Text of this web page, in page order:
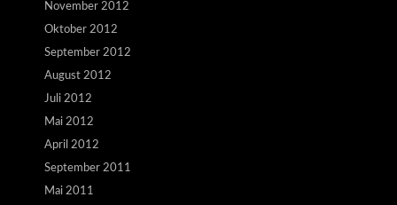
November 2012
Oktober 2012
September 2012
August 2012
Juli 2012
Mai 2012
April 2012
September 2011
Mai 2011